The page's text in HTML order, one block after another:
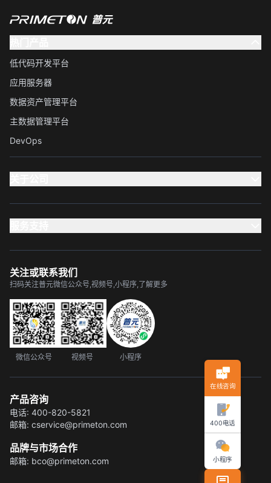
低代码开发平台
应用服务器
数据资产管理平台
主数据管理平台
DevOps
关注或联系我们
扫码关注普元微信公众号,视频号,小程序,了解更多
微信公众号 视频号 小程序
产品咨询
电话: 400-820-5821
邮箱: cservice@primeton.com
品牌与市场合作
邮箱: bco@primeton.com
在线咨询
400电话
小程序